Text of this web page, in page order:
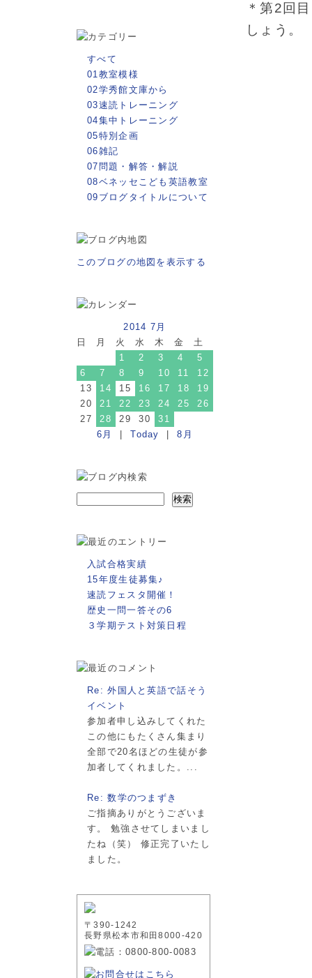
＊第2回
しょう。
すべて
01教室模様
02学秀館文庫から
03速読トレーニング
04集中トレーニング
05特別企画
06雑記
07問題・解答・解説
08ベネッセこども英語教室
09ブログタイトルについて
このブログの地図を表示する
2014 7月
日
月 火 水 木 金
土
1
2 3 4
5
6
7 8 9 10 11
12
13
14 15 16 17 18
19
20
21 22 23 24 25
26
27
28 29 30
31
6月
|Today |8月
入試合格実績
15年度生徒募集♪
速読フェスタ開催！
歴史一問一答その6
３学期テスト対策日程
Re: 外国人と英語で話そう
イベント
参加者申し込みしてくれた
この他にもたくさん集まり
全部で20名ほどの生徒が参
加者してくれました。...
Re: 数学のつまずき
ご指摘ありがとうございま
す。 勉強させてしまいまし
たね（笑） 修正完了いたし
ました。
〒390-1242
長野県松本市和田8000-420